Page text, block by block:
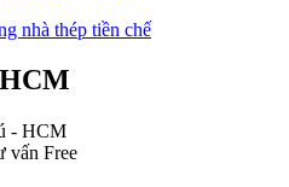
- HCM
vấn Free